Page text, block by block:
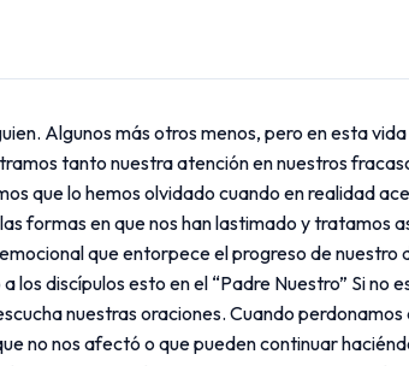
Algunos más otros menos, pero en esta
tanto nuestra atención en nuestros
que lo hemos olvidado cuando en realidad
formas en que nos han lastimado y tratamos
que entorpece el progreso de
discípulos esto en el “Padre Nuestro” Si no
nuestras oraciones. Cuando
no nos afectó o que pueden continuar